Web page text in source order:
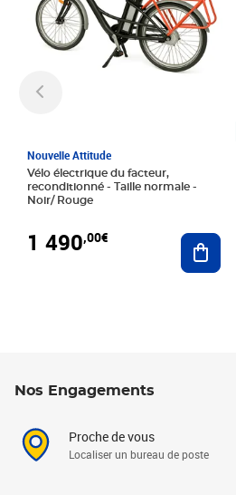
Nouvelle Attitude
Vélo électrique du facteur,
reconditionné - Taille normale -
Noir/ Rouge
1 490,00€
Nos Engagements
Proche de vous
Localiser un bureau de poste